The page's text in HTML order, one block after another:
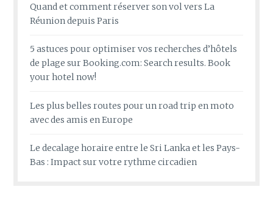
Quand et comment réserver son vol vers La
Réunion depuis Paris
5 astuces pour optimiser vos recherches d’hôtels
de plage sur Booking.com: Search results. Book
your hotel now!
Les plus belles routes pour un road trip en moto
avec des amis en Europe
Le decalage horaire entre le Sri Lanka et les Pays-
Bas : Impact sur votre rythme circadien